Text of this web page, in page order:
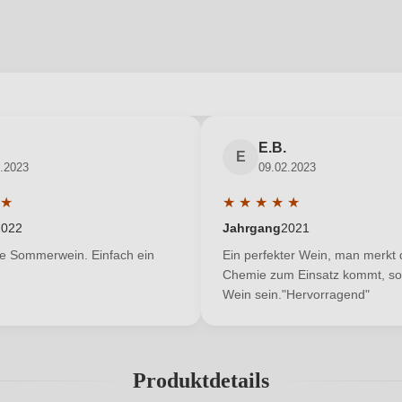
Neuer Kunde?
★
Bewertung von 5 von 5 Sternen
Sommerwein. Einfach ein
E
E.B.
09.02.2023
★ ★ ★ ★ ★
Durchschnittliche
Jahrgang2021
Ein perfekter Wein, man merkt
Chemie zum Einsatz kommt,
Wein sein."Hervorragend"
Produktdetails